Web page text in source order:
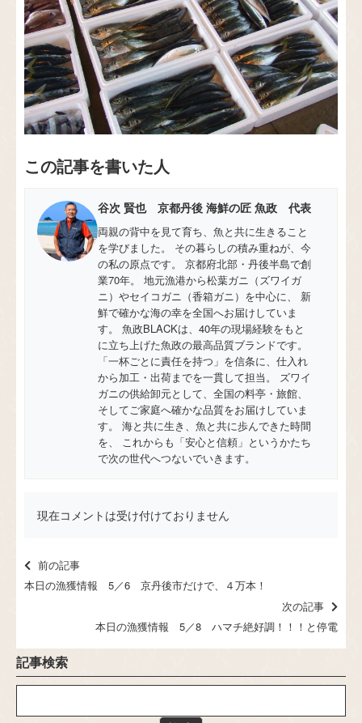
この記事を書いた人
谷次 賢也 京都丹後 海鮮の匠 魚政 代表
両親の背中を見て育ち、魚と共に生きること
を学びました。 その暮らしの積み重ねが、今
の私の原点です。 京都府北部・丹後半島で創
業70年。 地元漁港から松葉ガニ（ズワイガ
ニ）やセイコガニ（香箱ガニ）を中心に、 新
鮮で確かな海の幸を全国へお届けしていま
す。 魚政BLACKは、40年の現場経験をもと
に立ち上げた魚政の最高品質ブランドです。
「一杯ごとに責任を持つ」を信条に、仕入れ
から加工・出荷までを一貫して担当。 ズワイ
ガニの供給卸元として、全国の料亭・旅館、
そしてご家庭へ確かな品質をお届けしていま
す。 海と共に生き、魚と共に歩んできた時間
を、 これからも「安心と信頼」というかたち
で次の世代へつないでいきます。
現在コメントは受け付けておりません
前の記事
本日の漁獲情報 5／6 京丹後市だけで、４万本！
次の記事
本日の漁獲情報 5／8 ハマチ絶好調！！！と停電
記事検索